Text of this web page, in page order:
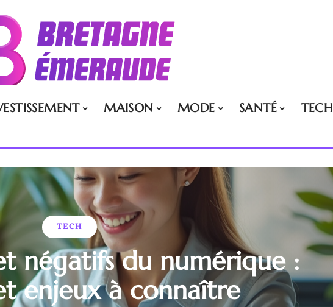
MAISON MODE SANTÉ TECH
TECH
négatifs du numérique :
enjeux à connaître